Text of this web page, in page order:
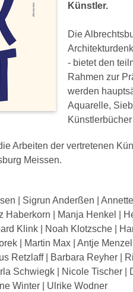
Künstler.
Die
- bietet den
Rahmen zur
werden
Aquarelle,
Arbeiten der vertretenen
Meissen.
| Sigrun Anderßen |
| Manja Henkel |
Klink | Noah Klotzsche |
| Martin Max | Antje
Retzlaff | Barbara Reyher |
Schwiegk | Nicole Tischer |
Winter | Ulrike Wodner